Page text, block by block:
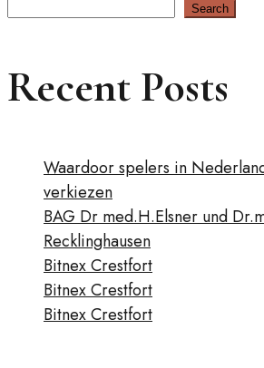
Search
Recent Posts
Waardoor spelers in
verkiezen
BAG Dr med.H.Elsner und
Recklinghausen
Bitnex Crestfort
Bitnex Crestfort
Bitnex Crestfort